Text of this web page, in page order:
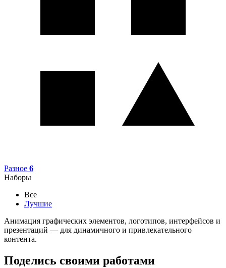
Разное 6
Наборы
Все
Лучшие
Анимация графических элементов, логотипов, интерфейсов и
презентаций — для динамичного и привлекательного
контента.
Поделись своими работами